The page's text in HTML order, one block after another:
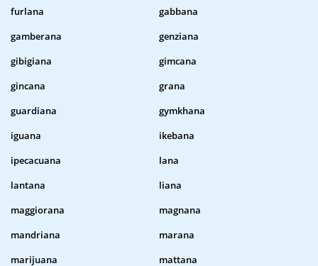
furlana
gabbana
gamberana
genziana
gibigiana
gimcana
gincana
grana
guardiana
gymkhana
iguana
ikebana
ipecacuana
lana
lantana
liana
maggiorana
magnana
mandriana
marana
marijuana
mattana